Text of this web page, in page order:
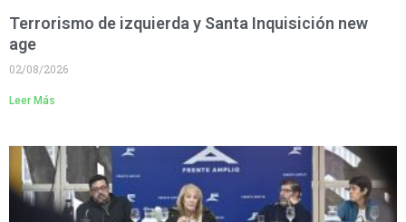
Terrorismo de izquierda y Santa Inquisición new
age
02/08/2026
Leer Más